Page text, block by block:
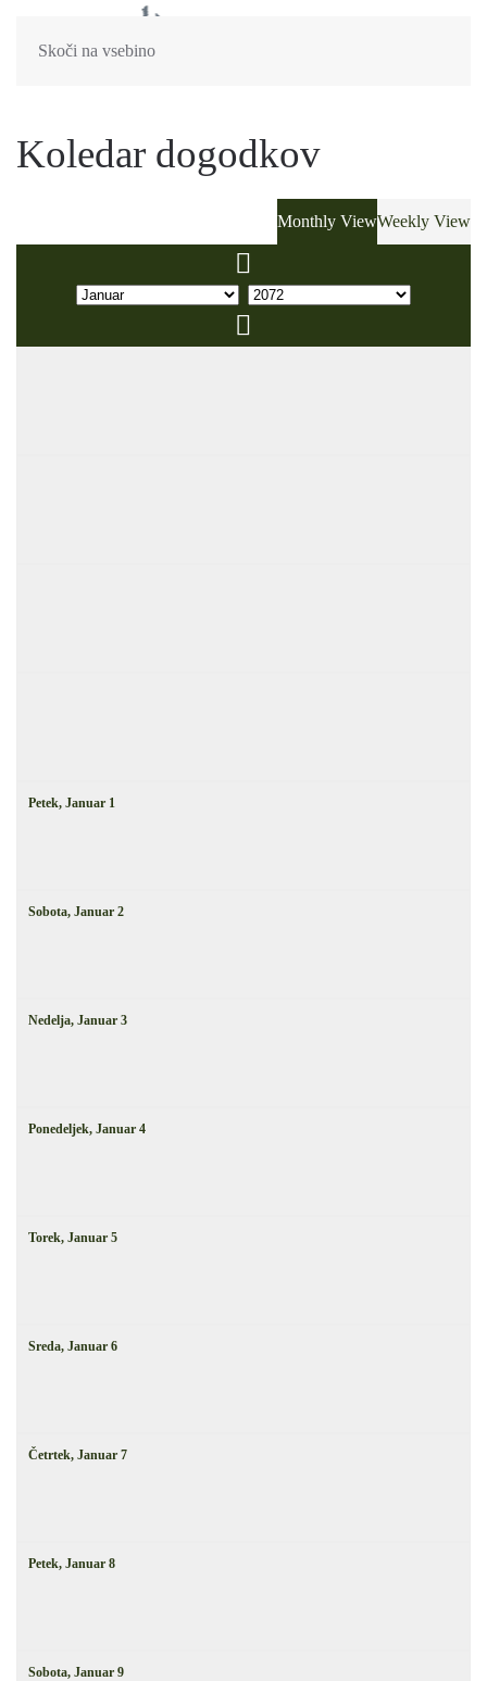
Skoči na vsebino
Koledar dogodkov
Monthly ViewWeekly View
Petek, Januar 1
Sobota, Januar 2
Nedelja, Januar 3
Ponedeljek, Januar 4
Torek, Januar 5
Sreda, Januar 6
Četrtek, Januar 7
Petek, Januar 8
Sobota, Januar 9